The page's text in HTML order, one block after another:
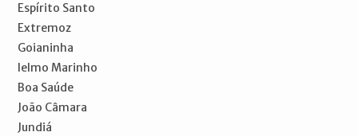
Espírito Santo
Extremoz
Goianinha
Ielmo Marinho
Boa Saúde
João Câmara
Jundiá